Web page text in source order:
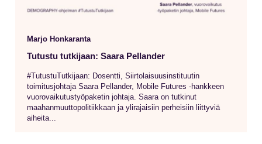
Marjo Honkaranta
Tutustu tutkijaan: Saara Pellander
#TutustuTutkijaan: Dosentti, Siirtolaisuusinstituutin
toimitusjohtaja Saara Pellander, Mobile Futures -hankkeen
vuorovaikutustyöpaketin johtaja. Saara on tutkinut
maahanmuuttopolitiikkaan ja ylirajaisiin perheisiin liittyviä
aiheita...